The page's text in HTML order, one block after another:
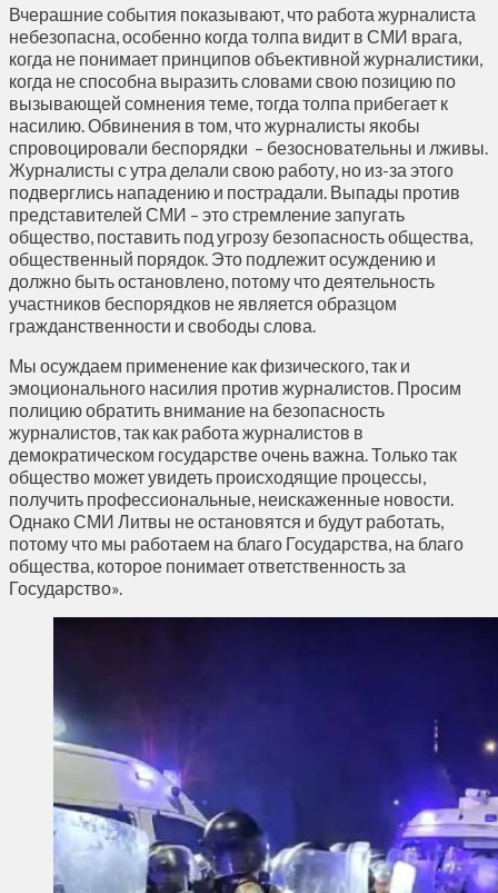
Вчерашние события показывают, что работа журналиста
небезопасна, особенно когда толпа видит в СМИ врага,
когда не понимает принципов объективной журналистики,
когда не способна выразить словами свою позицию по
вызывающей сомнения теме, тогда толпа прибегает к
насилию. Обвинения в том, что журналисты якобы
спровоцировали беспорядки – безосновательны и лживы.
Журналисты с утра делали свою работу, но из-за этого
подверглись нападению и пострадали. Выпады против
представителей СМИ – это стремление запугать
общество, поставить под угрозу безопасность общества,
общественный порядок. Это подлежит осуждению и
должно быть остановлено, потому что деятельность
участников беспорядков не является образцом
гражданственности и свободы слова.
Мы осуждаем применение как физического, так и
эмоционального насилия против журналистов. Просим
полицию обратить внимание на безопасность
журналистов, так как работа журналистов в
демократическом государстве очень важна. Только так
общество может увидеть происходящие процессы,
получить профессиональные, неискаженные новости.
Однако СМИ Литвы не остановятся и будут работать,
потому что мы работаем на благо Государства, на благо
общества, которое понимает ответственность за
Государство».